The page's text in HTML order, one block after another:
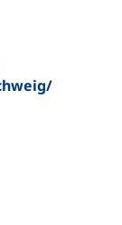
Fenster)
wenn Ihr